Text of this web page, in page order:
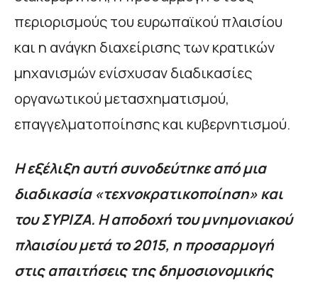
περιορισμούς του ευρωπαϊκού πλαισίου
και η ανάγκη διαχείρισης των κρατικών
μηχανισμών ενίσχυσαν διαδικασίες
οργανωτικού μετασχηματισμού,
επαγγελματοποίησης και κυβερνητισμού.
Η εξέλιξη αυτή συνοδεύτηκε από μια
διαδικασία «τεχνοκρατικοποίηση» και
του ΣΥΡΙΖΑ. Η αποδοχή του μνημονιακού
πλαισίου μετά το 2015, η προσαρμογή
στις απαιτήσεις της δημοσιονομικής